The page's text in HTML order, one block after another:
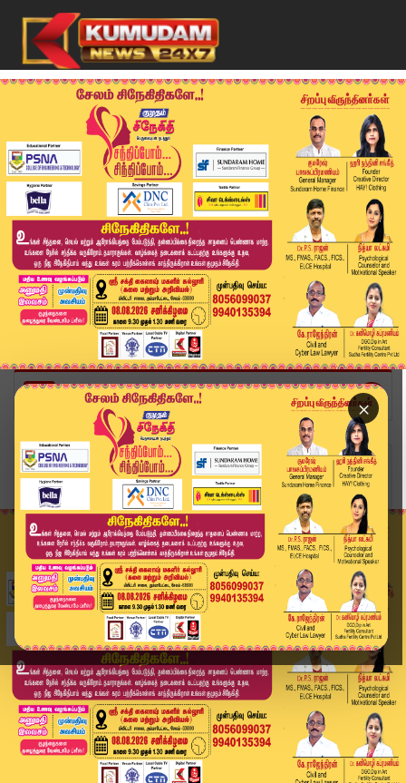
×
Home
வீடியோ ஸ்டோரி
District News | June 3 2026 | Tamil News Today ...